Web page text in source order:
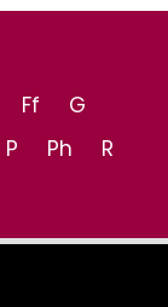
Ff
G
P Ph
R